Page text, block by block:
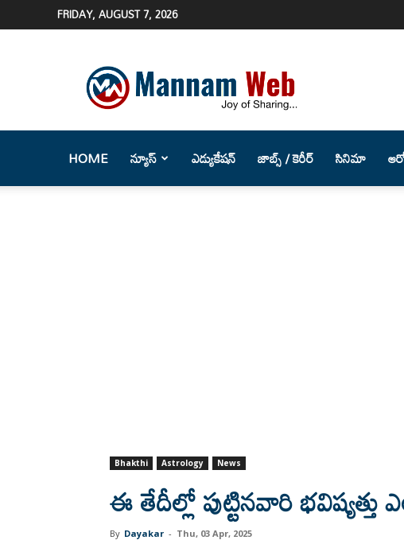
FRIDAY, AUGUST 7, 2026
Web
(మన్నం
News
HOME న్యూస్ ఎడ్యుకేషన్ జాబ్స్ / కెరీర్ సినిమా
Bhakthi Astrology News
ఈ తేదీల్లో పుట్టినవారి
By Dayakar - Thu, 03 Apr, 2025